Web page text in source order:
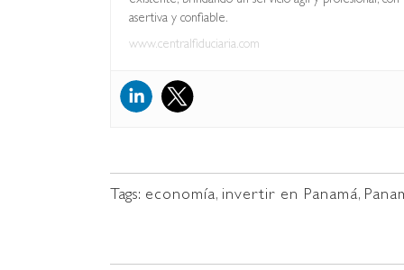
asertiva y confiable.
www.centralfiduciaria.com
Tags: economía, invertir en Panamá,